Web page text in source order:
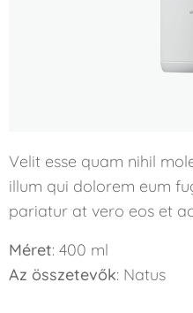
Velit esse quam nihil
illum qui dolorem eum
pariatur at vero eos et
Méret: 400 ml
Az összetevők: Natus